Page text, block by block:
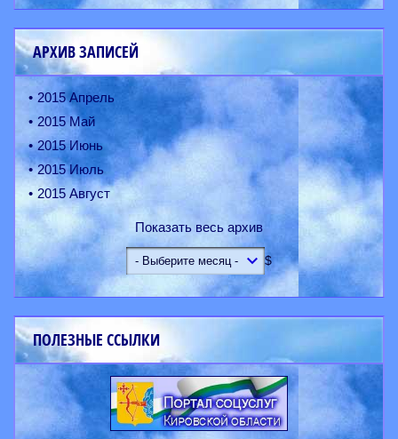
АРХИВ ЗАПИСЕЙ
2015 Апрель
2015 Май
2015 Июнь
2015 Июль
2015 Август
Показать весь архив
$
ПОЛЕЗНЫЕ ССЫЛКИ